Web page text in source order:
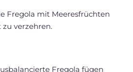
Fregola mit Meeresfrüchten
verzehren.
Fregola fügen